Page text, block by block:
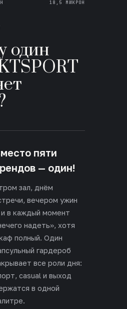
18,5 МИКРОН
один
пяти
— один!
зал, днём
вечером ужин
в каждый момент
надеть», хотя
полный. Один
гардероб
все роли дня:
casual и выход
в одной